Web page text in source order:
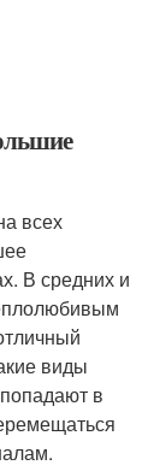
всех
В средних и
виды
в